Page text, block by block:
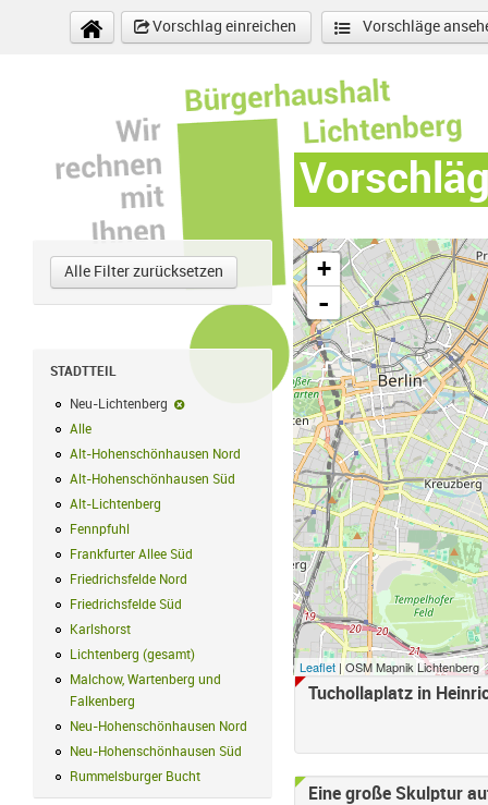
Direkt zum Inhalt
Vorschlag einreichen
Vorschläge
Alle Filter zurücksetzen
STADTTEIL
Neu-Lichtenberg
Neu-Lichtenberg-Filter entfernen
Alle
Alt-Hohenschönhausen Nord
Alt-Hohenschönhausen Nord Filter
Alt-Hohenschönhausen Süd
Alt-Hohenschönhausen Süd Filter
Alt-Lichtenberg Alt-Lichtenberg Filter anwenden
Fennpfuhl
Frankfurter Allee Süd
Frankfurter Allee Süd Filter anwenden
Friedrichsfelde Nord
Friedrichsfelde Nord Filter anwenden
Friedrichsfelde Süd
Friedrichsfelde Süd Filter anwenden
Karlshorst
Lichtenberg (gesamt) Lichtenberg (gesamt) Filter anwenden
Malchow, Wartenberg und
Falkenberg Malchow, Wartenberg und Falkenberg Filter anwenden
Neu-Hohenschönhausen Nord
Neu-Hohenschönhausen Süd
Neu-Hohenschönhausen Süd Filter
Rummelsburger Bucht Rummelsburger Bucht Filter anwenden
+
-
Leaflet | OSM Mapnik Lichtenberg
Tuchollaplatz in
Eine große Skulptur